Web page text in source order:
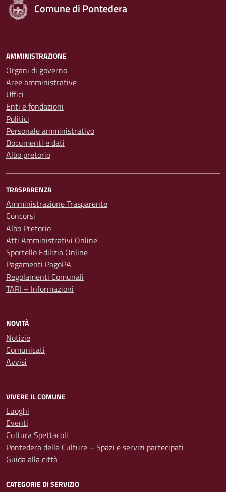
Comune di Pontedera
AMMINISTRAZIONE
Organi di governo
Aree amministrative
Uffici
Enti e fondazioni
Politici
Personale amministrativo
Documenti e dati
Albo pretorio
TRASPARENZA
Amministrazione Trasparente
Concorsi
Albo Pretorio
Atti Amministrativi Online
Sportello Edilizia Online
Pagamenti PagoPA
Regolamenti Comunali
TARI – Informazioni
NOVITÀ
Notizie
Comunicati
Avvisi
VIVERE IL COMUNE
Luoghi
Eventi
Cultura Spettacoli
Pontedera delle Culture – Spazi e servizi partecipati
Guida alla città
CATEGORIE DI SERVIZIO